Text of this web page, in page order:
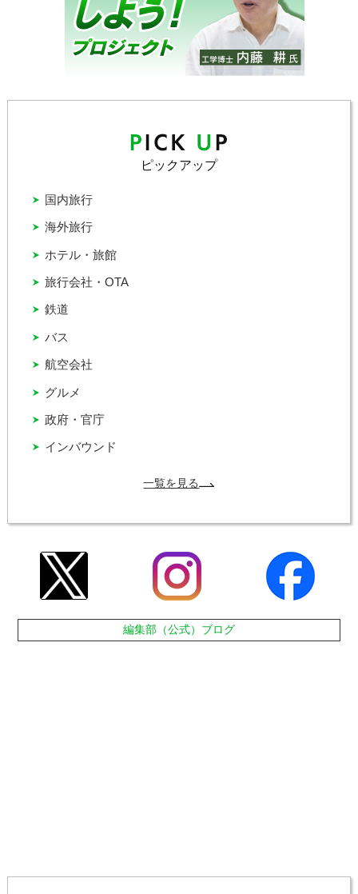
ピックアップ
インバウンド
グルメ
バス
ホテル・旅館
国内旅行
政府・官庁
旅行会社・OTA
海外旅行
航空会社
鉄道
一覧を見る
編集部（公式）ブログ